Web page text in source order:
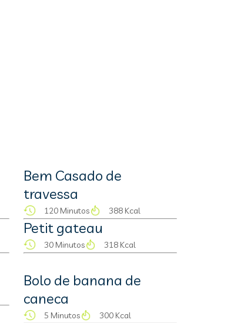
Bem Casado de
travessa
120 Minutos 388 Kcal
Petit gateau
30 Minutos 318 Kcal
Bolo de banana de
caneca
5 Minutos 300 Kcal